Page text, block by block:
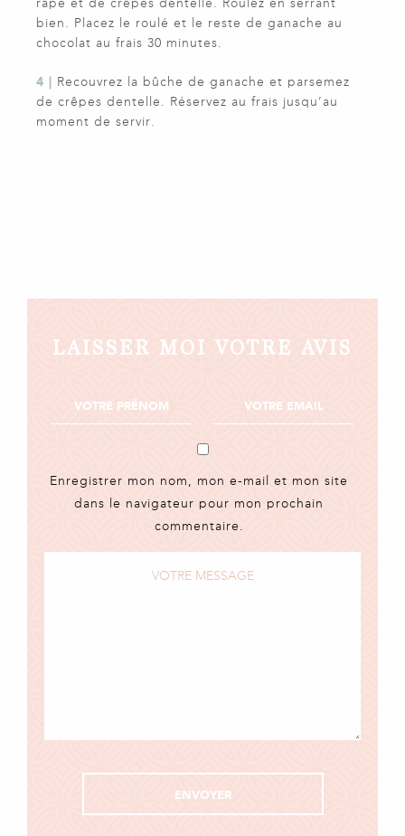
bien. Placez le roulé et le reste de ganache au
chocolat au frais 30 minutes.
4 | Recouvrez la bûche de ganache et parsemez
de crêpes dentelle. Réservez au frais jusqu’au
moment de servir.
LAISSER MOI VOTRE AVIS
Enregistrer mon nom, mon e-mail et mon site
dans le navigateur pour mon prochain
commentaire.